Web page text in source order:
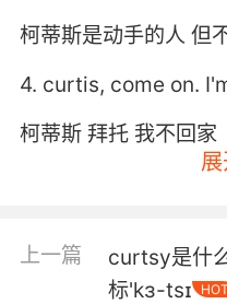
柯蒂斯是动手的人 但
4. curtis, come on.
柯蒂斯 拜托 我不回家
6. curtis, give me
上一篇
curtsy是什
标'kɜ-tsɪ